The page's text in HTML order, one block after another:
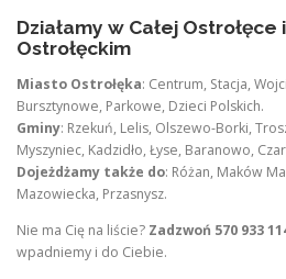
Działamy w Całej
Ostrołęckim
Miasto Ostrołęka: Centrum, Stacja,
Bursztynowe, Parkowe, Dzieci Polskich.
Gminy: Rzekuń, Lelis, Olszewo-Borki,
Myszyniec, Kadzidło, Łyse, Baranowo,
Dojeżdżamy także do: Różan, Maków
Mazowiecka, Przasnysz.
Nie ma Cię na liście? Zadzwoń 570 933
wpadniemy i do Ciebie.